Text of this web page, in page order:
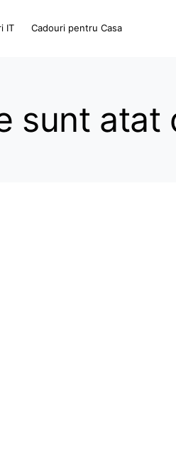
IT Cadouri pentru Casa
sunt atat